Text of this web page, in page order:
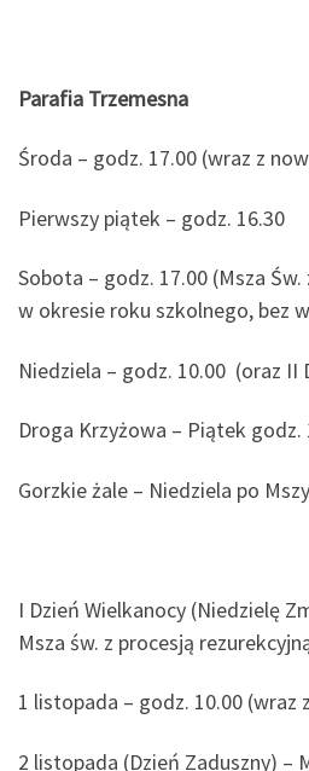
Parafia Trzemesna
Środa – godz. 17.00 (wraz z
Pierwszy piątek – godz. 16.30
Sobota – godz. 17.00 (Msza
w okresie roku szkolnego, bez
Niedziela – godz. 10.00 (oraz II
Droga Krzyżowa – Piątek godz.
Gorzkie żale – Niedziela po
I Dzień Wielkanocy (Niedzielę
Msza św. z procesją
1 listopada – godz. 10.00 (wraz
2 listopada (Dzień Zaduszny) –